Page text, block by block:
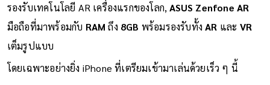
รองรับเทคโนโลยี AR เครื่องแรกของโลก,ASUS Zenfone AR
มือถือที่มาพร้อมกับ RAM ถึง 8GB พร้อมรองรับทั้งAR และ VR
เต็มรูปแบบ
โดยเฉพาะอย่างยิ่ง iPhone ที่เตรียมเข้ามาเล่นด้วยเร็ว ๆ นี้